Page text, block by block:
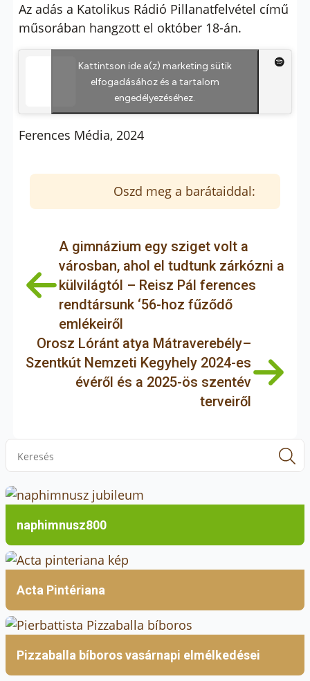
Az adás a Katolikus Rádió Pillanatfelvétel című
műsorában hangzott el október 18-án.
Kattintson ide a(z) marketing sütik
elfogadásához és a tartalom
engedélyezéséhez.
Ferences Média, 2024
Oszd meg a barátaiddal:
A gimnázium egy sziget volt a
városban, ahol el tudtunk zárkózni a
külvilágtól – Reisz Pál ferences
rendtársunk ‘56-hoz fűződő
emlékeiről
Orosz Lóránt atya Mátraverebély–
Szentkút Nemzeti Kegyhely 2024-es
évéről és a 2025-ös szentév
terveiről
naphimnusz800
Acta Pintériana
Pizzaballa bíboros vasárnapi elmélkedései